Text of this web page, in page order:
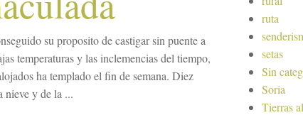
su proposito de castigar sin puente a
temperaturas y las inclemencias del tiempo,
ha templado el fin de semana. Diez
nieve y de la ...
ruta
setas
Sin
Soria
Tierras